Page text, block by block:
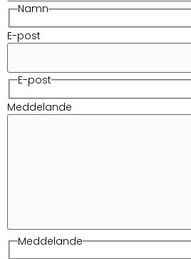
Namn
E-post
E-post
Meddelande
Meddelande